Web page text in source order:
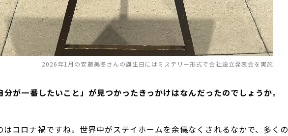
2026年1月の安藤美冬さんの誕生日にはミステリー形式で会社設立発表会を実施
分が一番したいこと」が見つかったきっかけはなんだったのでしょうか。
はコロナ禍ですね。世界中がステイホームを余儀なくされるなかで、多くの